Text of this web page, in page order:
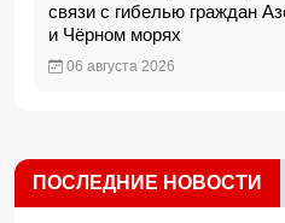
связи с гибелью граждан
и Чёрном морях
06 августа 2026
ПОСЛЕДНИЕ НОВОСТИ